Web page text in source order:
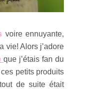
voire ennuyante,
vie! Alors j’adore
que j’étais fan du
petits produits
de suite était